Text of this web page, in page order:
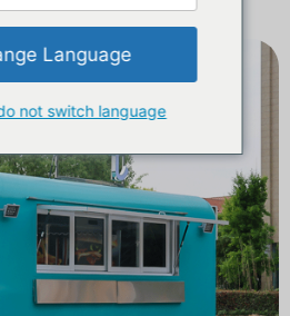
Language
not switch language